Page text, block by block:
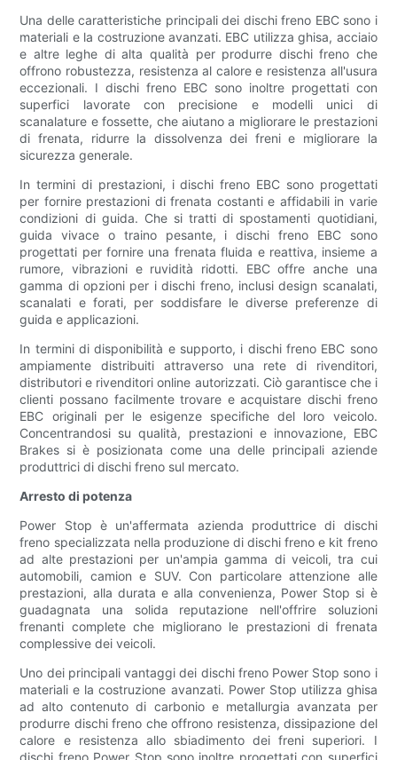
Una delle caratteristiche principali dei dischi freno EBC sono i
materiali e la costruzione avanzati. EBC utilizza ghisa, acciaio
e altre leghe di alta qualità per produrre dischi freno che
offrono robustezza, resistenza al calore e resistenza all'usura
eccezionali. I dischi freno EBC sono inoltre progettati con
superfici lavorate con precisione e modelli unici di
scanalature e fossette, che aiutano a migliorare le prestazioni
di frenata, ridurre la dissolvenza dei freni e migliorare la
sicurezza generale.
In termini di prestazioni, i dischi freno EBC sono progettati
per fornire prestazioni di frenata costanti e affidabili in varie
condizioni di guida. Che si tratti di spostamenti quotidiani,
guida vivace o traino pesante, i dischi freno EBC sono
progettati per fornire una frenata fluida e reattiva, insieme a
rumore, vibrazioni e ruvidità ridotti. EBC offre anche una
gamma di opzioni per i dischi freno, inclusi design scanalati,
scanalati e forati, per soddisfare le diverse preferenze di
guida e applicazioni.
In termini di disponibilità e supporto, i dischi freno EBC sono
ampiamente distribuiti attraverso una rete di rivenditori,
distributori e rivenditori online autorizzati. Ciò garantisce che i
clienti possano facilmente trovare e acquistare dischi freno
EBC originali per le esigenze specifiche del loro veicolo.
Concentrandosi su qualità, prestazioni e innovazione, EBC
Brakes si è posizionata come una delle principali aziende
produttrici di dischi freno sul mercato.
Arresto di potenza
Power Stop è un'affermata azienda produttrice di dischi
freno specializzata nella produzione di dischi freno e kit freno
ad alte prestazioni per un'ampia gamma di veicoli, tra cui
automobili, camion e SUV. Con particolare attenzione alle
prestazioni, alla durata e alla convenienza, Power Stop si è
guadagnata una solida reputazione nell'offrire soluzioni
frenanti complete che migliorano le prestazioni di frenata
complessive dei veicoli.
Uno dei principali vantaggi dei dischi freno Power Stop sono i
materiali e la costruzione avanzati. Power Stop utilizza ghisa
ad alto contenuto di carbonio e metallurgia avanzata per
produrre dischi freno che offrono resistenza, dissipazione del
calore e resistenza allo sbiadimento dei freni superiori. I